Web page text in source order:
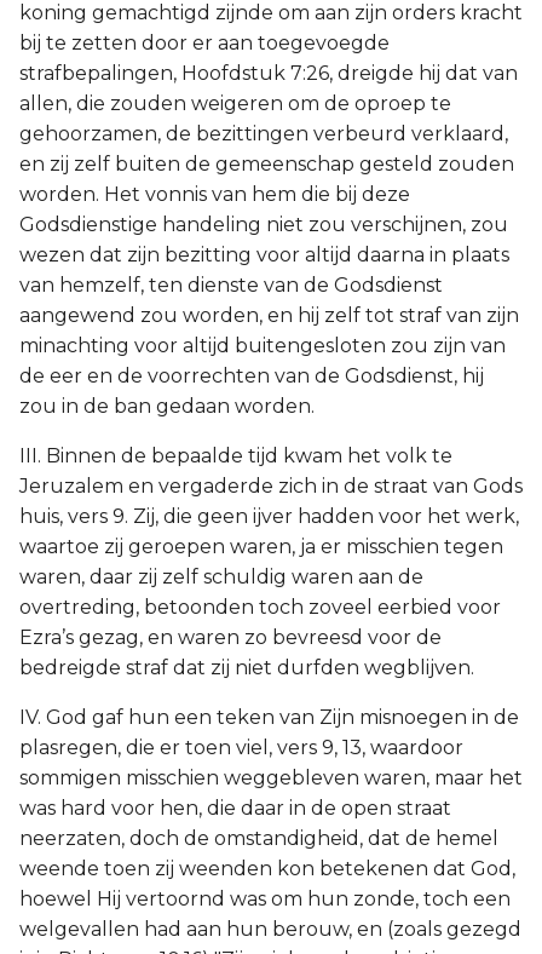
koning gemachtigd zijnde om aan zijn orders kracht
bij te zetten door er aan toegevoegde
strafbepalingen, Hoofdstuk 7:26, dreigde hij dat van
allen, die zouden weigeren om de oproep te
gehoorzamen, de bezittingen verbeurd verklaard,
en zij zelf buiten de gemeenschap gesteld zouden
worden. Het vonnis van hem die bij deze
Godsdienstige handeling niet zou verschijnen, zou
wezen dat zijn bezitting voor altijd daarna in plaats
van hemzelf, ten dienste van de Godsdienst
aangewend zou worden, en hij zelf tot straf van zijn
minachting voor altijd buitengesloten zou zijn van
de eer en de voorrechten van de Godsdienst, hij
zou in de ban gedaan worden.
III. Binnen de bepaalde tijd kwam het volk te
Jeruzalem en vergaderde zich in de straat van Gods
huis, vers 9. Zij, die geen ijver hadden voor het werk,
waartoe zij geroepen waren, ja er misschien tegen
waren, daar zij zelf schuldig waren aan de
overtreding, betoonden toch zoveel eerbied voor
Ezra’s gezag, en waren zo bevreesd voor de
bedreigde straf dat zij niet durfden wegblijven.
IV. God gaf hun een teken van Zijn misnoegen in de
plasregen, die er toen viel, vers 9, 13, waardoor
sommigen misschien weggebleven waren, maar het
was hard voor hen, die daar in de open straat
neerzaten, doch de omstandigheid, dat de hemel
weende toen zij weenden kon betekenen dat God,
hoewel Hij vertoornd was om hun zonde, toch een
welgevallen had aan hun berouw, en (zoals gezegd